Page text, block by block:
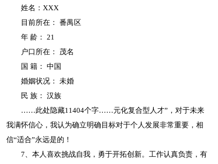
姓名：XXX
目前所在： 番禺区
年 龄： 21
户口所在： 茂名
国 籍： 中国
婚姻状况： 未婚
民 族： 汉族
……此处隐藏11404个字……元化复合型人才”，对于未来
我满怀信心，我认为确立明确目标对于个人发展非常重要，相
信“适合”永远是的！
7、本人喜欢挑战自我，勇于开拓创新。工作认真负责，有